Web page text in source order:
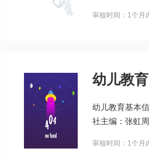
审核时间：1个
幼儿教育
幼儿教育基本
社主编：张虹
审核时间：1个